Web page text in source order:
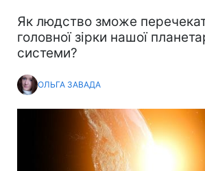
Як людство зможе
головної зірки нашої
системи?
ОЛЬГА ЗАВАДА